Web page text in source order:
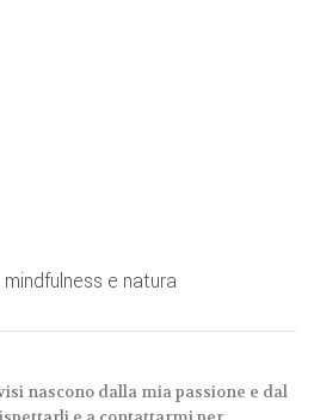
mindfulness e natura
nascono dalla mia passione e dal